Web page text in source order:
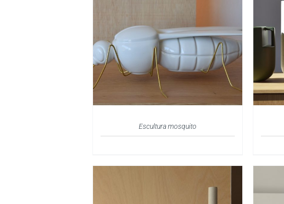
Escultura mosquito